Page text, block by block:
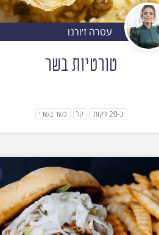
עטרה ז׳ורנו
טורטיות בשר
כ-20 דקות קל כשר בשרי